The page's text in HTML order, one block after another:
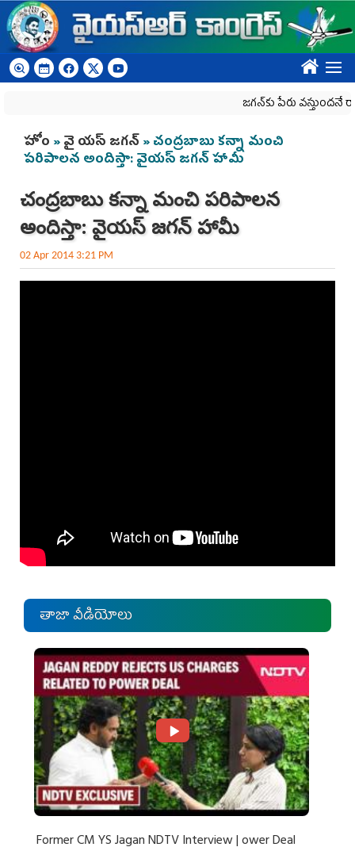
Skip to main content
????
జగన్‌కు పేరు వస్తుందనే
You are here
హోం »వై యస్ జగన్» చంద్రబాబు కన్నా మంచి
పరిపాలన అందిస్తా: వైయస్ జగన్ హామీ
చంద్రబాబు కన్నా మంచి పరిపాలన
అందిస్తా: వైయస్ జగన్ హామీ
02 Apr 2014 3:21 PM
తాజా వీడియోలు
Former CM YS Jagan NDTV Interview | ower Deal